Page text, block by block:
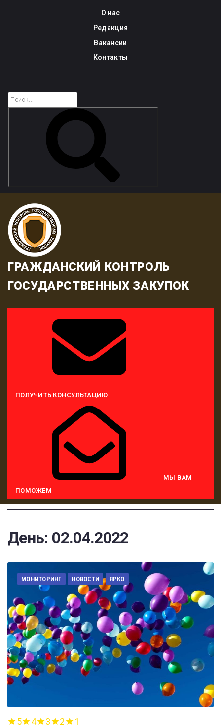
О нас
Редакция
Вакансии
Контакты
ГРАЖДАНСКИЙ КОНТРОЛЬ
ГОСУДАРСТВЕННЫХ ЗАКУПОК
ПОЛУЧИТЬ КОНСУЛЬТАЦИЮ
МЫ ВАМ
ПОМОЖЕМ
День: 02.04.2022
МОНИТОРИНГ НОВОСТИ ЯРКО
5 4 3 2 1